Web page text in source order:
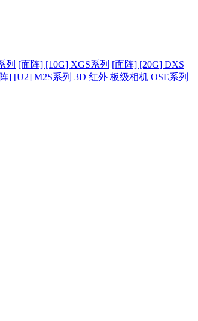
列 [面阵] [10G] XGS系列 [面阵] [20G] DXS
] [U2] M2S系列 3D 红外 板级相机 OSE系列